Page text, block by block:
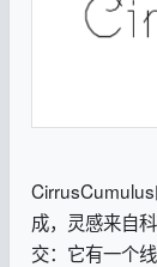
成，灵感来自
交：它有一个